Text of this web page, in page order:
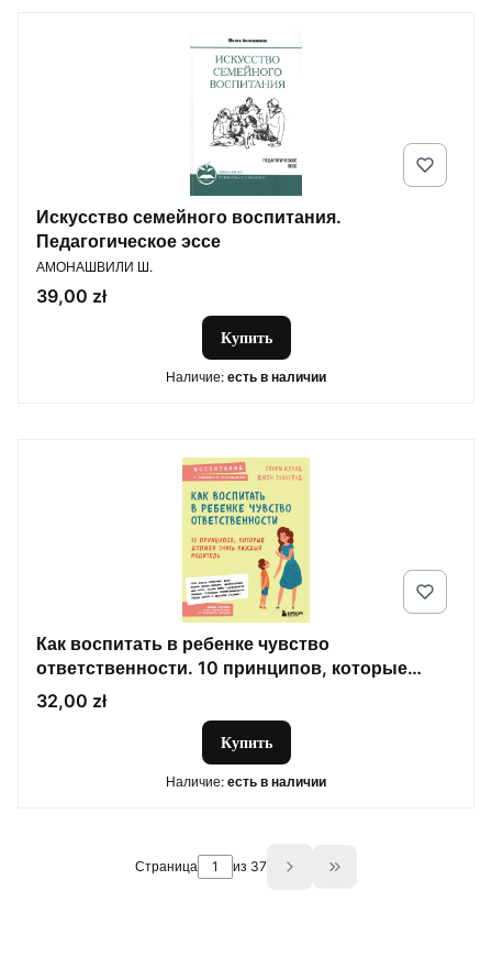
Искусство семейного воспитания.
Педагогическое эссе
ПРОИЗВОДИТЕЛЬ
АМОНАШВИЛИ Ш.
Цена
39,00 zł
Купить
Наличие: есть в наличии
Как воспитать в ребенке чувство
ответственности. 10 принципов, которые
должен знать каждый родитель
Цена
32,00 zł
Купить
Наличие: есть в наличии
Страница из 37 Go to the last page